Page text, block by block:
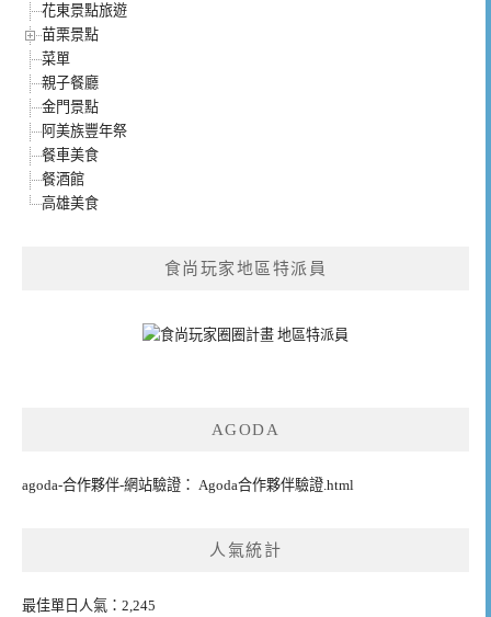
花東景點旅遊
苗栗景點
菜單
親子餐廳
金門景點
阿美族豐年祭
餐車美食
餐酒館
高雄美食
食尚玩家地區特派員
AGODA
agoda-合作夥伴-網站驗證： Agoda合作夥伴驗證.html
人氣統計
最佳單日人氣：2,245